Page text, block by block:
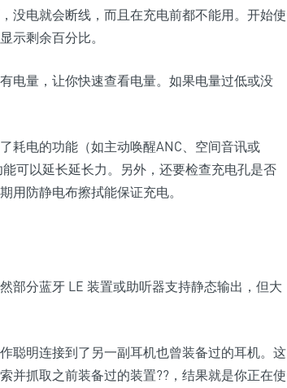
没电就会断线，而且在充电前都不能用。开始使
示剩余百分比。
电量，让你快速查看电量。如果电量过低或没
耗电的功能（如主动唤醒ANC、空间音讯或
可以延长延长力。另外，还要检查充电孔是否
用防静电布擦拭能保证充电。
部分蓝牙 LE 装置或助听器支持静态输出，但大
聪明连接到了另一副耳机也曾装备过的耳机。这
并抓取之前装备过的装置??，结果就是你正在使